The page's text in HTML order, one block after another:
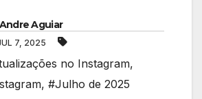
Andre Aguiar
7, 2025
no Instagram,
, #Julho de 2025